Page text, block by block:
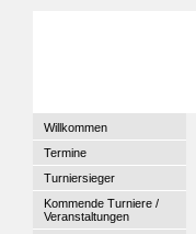
Willkommen
Termine
Turniersieger
Kommende Turniere /
Veranstaltungen